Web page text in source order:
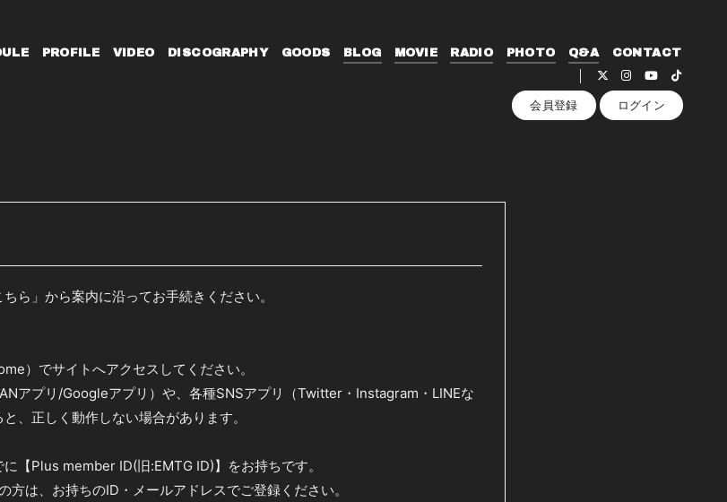
PROFILE VIDEO DISCOGRAPHY GOODS BLOG MOVIE RADIO PHOTO Q&A CONTACT
会員登録 ログイン
ら」から案内に沿ってお手続きください。
）でサイトへアクセスしてください。
アプリ/Googleアプリ）や、各種SNSアプリ（Twitter・Instagram・LINEな
、正しく動作しない場合があります。
【Plus member ID(旧:EMTG ID)】をお持ちです。
方は、お持ちのID・メールアドレスでご登録ください。